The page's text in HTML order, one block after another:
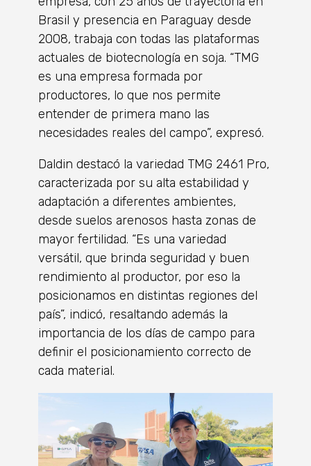
Brasil y presencia en Paraguay desde
2008, trabaja con todas las plataformas
actuales de biotecnología en soja. “TMG
es una empresa formada por
productores, lo que nos permite
entender de primera mano las
necesidades reales del campo”, expresó.
Daldin destacó la variedad TMG 2461 Pro,
caracterizada por su alta estabilidad y
adaptación a diferentes ambientes,
desde suelos arenosos hasta zonas de
mayor fertilidad. “Es una variedad
versátil, que brinda seguridad y buen
rendimiento al productor, por eso la
posicionamos en distintas regiones del
país”, indicó, resaltando además la
importancia de los días de campo para
definir el posicionamiento correcto de
cada material.